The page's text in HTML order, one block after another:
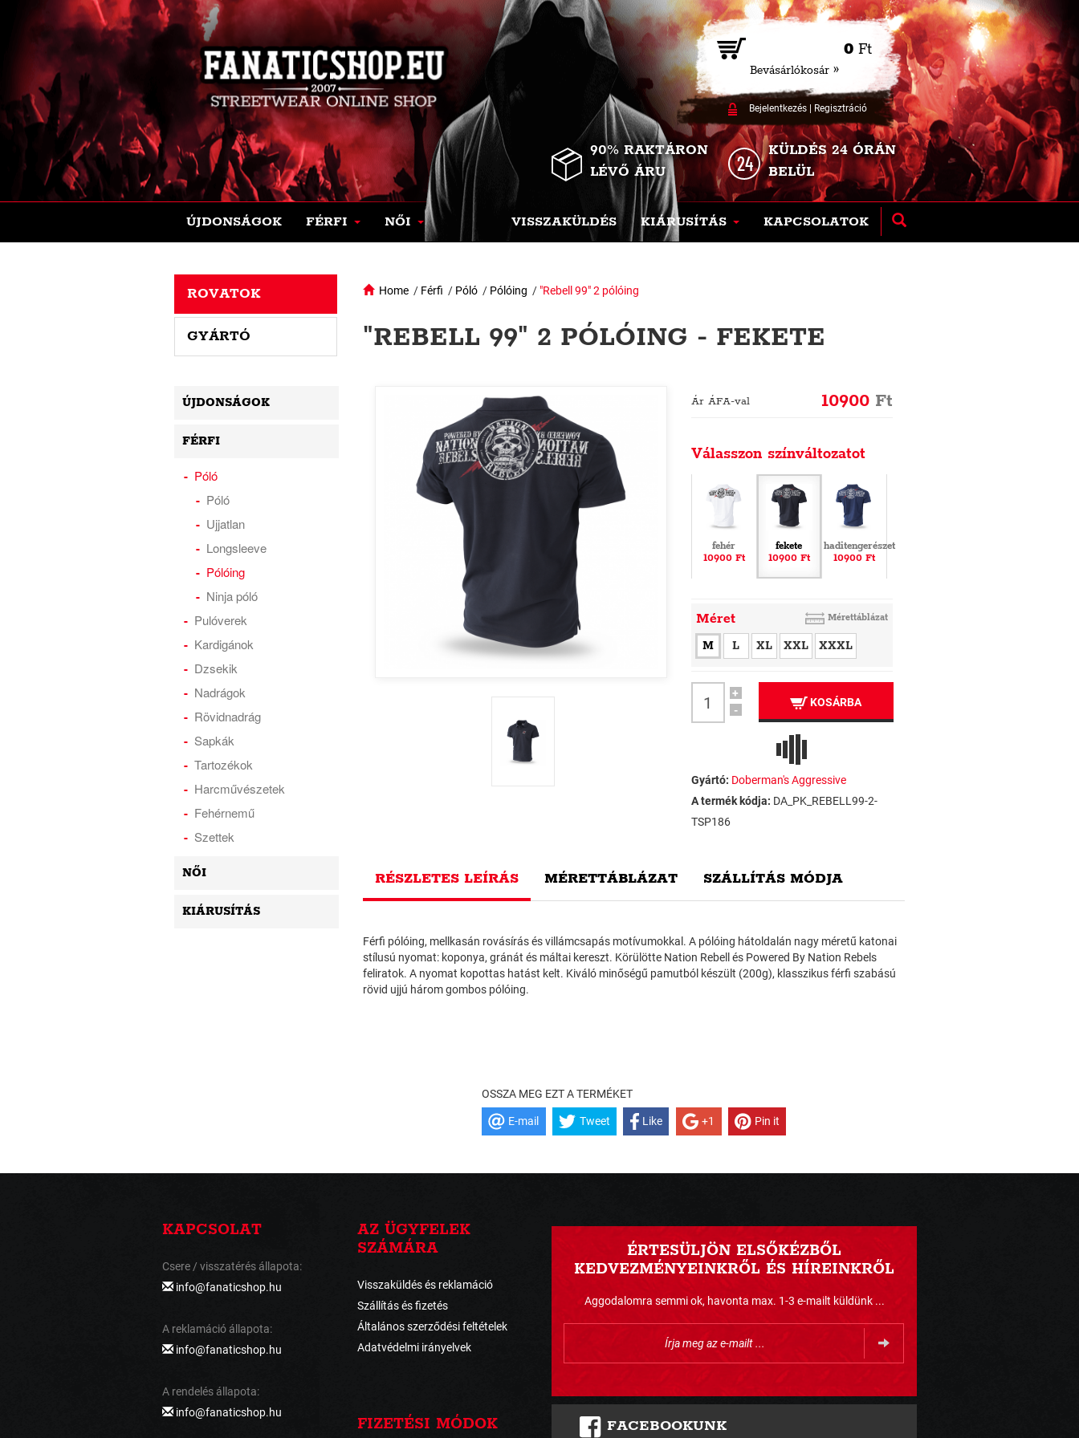
0 Ft
Bevásárlókosár »
Bejelentkezés| Regisztráció
90% RAKTÁRON
LÉVŐ ÁRU
KÜLDÉS 24 ÓRÁN
BELÜL
ÚJDONSÁGOK FÉRFI NŐI VISSZAKÜLDÉS KIÁRUSÍTÁS KAPCSOLATOK
Home / Férfi / Póló / Pólóing / "Rebell 99" 2 pólóing
"REBELL 99" 2 PÓLÓING - FEKETE
Ár ÁFA-val 10900 Ft
Válasszon színváltozatot
fehér
10900 Ft
fekete
10900 Ft
haditengerészet
10900 Ft
Méret Mérettáblázat
M L XL XXL XXXL
+
-
KOSÁRBA
Gyártó: Doberman's Aggressive
A termék kódja: DA_PK_REBELL99-2-
TSP186
RÉSZLETES LEÍRÁS MÉRETTÁBLÁZAT SZÁLLÍTÁS MÓDJA
Férfi pólóing, mellkasán rovásírás és villámcsapás motívumokkal. A pólóing hátoldalán nagy méretű katonai
stílusú nyomat: koponya, gránát és máltai kereszt. Körülötte Nation Rebell és Powered By Nation Rebels
feliratok. A nyomat kopottas hatást kelt. Kiváló minőségű pamutból készült (200g), klasszikus férfi szabású
rövid ujjú három gombos pólóing.
OSSZA MEG EZT A TERMÉKET
E-mail Tweet Like +1 Pin it
ROVATOK
GYÁRTÓ
ÚJDONSÁGOK
FÉRFI
Póló
Póló
Ujjatlan
Longsleeve
Pólóing
Ninja póló
Pulóverek
Kardigánok
Dzsekik
Nadrágok
Rövidnadrág
Sapkák
Tartozékok
Harcművészetek
Fehérnemű
Szettek
NŐI
KIÁRUSÍTÁS
KAPCSOLAT
Csere / visszatérés állapota:
info@fanaticshop.hu
A reklamáció állapota:
info@fanaticshop.hu
A rendelés állapota:
info@fanaticshop.hu
AZ ÜGYFELEK
SZÁMÁRA
Visszaküldés és reklamáció
Szállítás és fizetés
Általános szerződési feltételek
Adatvédelmi irányelvek
FIZETÉSI MÓDOK
ÉRTESÜLJÖN ELSŐKÉZBŐL
KEDVEZMÉNYEINKRŐL ÉS HÍREINKRŐL
Aggodalomra semmi ok, havonta max. 1-3 e-mailt küldünk ...
FACEBOOKUNK